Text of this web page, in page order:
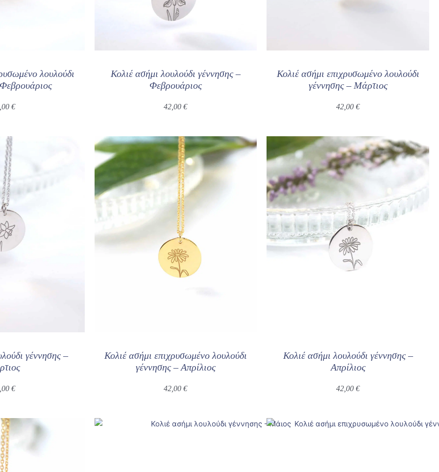
λουλούδι
€
Κολιέ ασήμι λουλούδι γέννησης –
Φεβρουάριος
42,00€
Κολιέ ασήμι επιχρυσωμένο λουλούδι
γέννησης – Μάρτιος
42,00€
γέννησης –
€
Κολιέ ασήμι επιχρυσωμένο λουλούδι
γέννησης – Απρίλιος
42,00€
Κολιέ ασήμι λουλούδι γέννησης –
Απρίλιος
42,00€